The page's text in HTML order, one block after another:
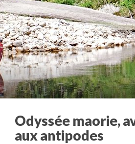
Odyssée maorie,
aux antipodes